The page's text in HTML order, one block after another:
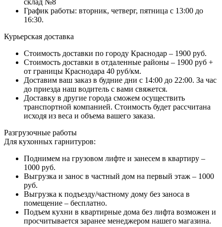
График работы: вторник, четверг, пятница с 13:00 до
16:30.
Курьерская доставка
Стоимость доставки по городу Краснодар – 1900 руб.
Стоимость доставки в отдаленные районы – 1900 руб +
от границы Краснодара 40 руб/км.
Доставим ваш заказ в будние дни с 14:00 до 22:00. За час
до приезда наш водитель с вами свяжется.
Доставку в другие города сможем осуществить
транспортной компанией. Стоимость будет рассчитана
исходя из веса и объема вашего заказа.
Разгрузочные работы
Для кухонных гарнитуров:
Поднимем на грузовом лифте и занесем в квартиру –
1000 руб.
Выгрузка и занос в частный дом на первый этаж – 1000
руб.
Выгрузка к подъезду/частному дому без заноса в
помещение – бесплатно.
Подъем кухни в квартирные дома без лифта возможен и
просчитывается заранее менеджером нашего магазина.